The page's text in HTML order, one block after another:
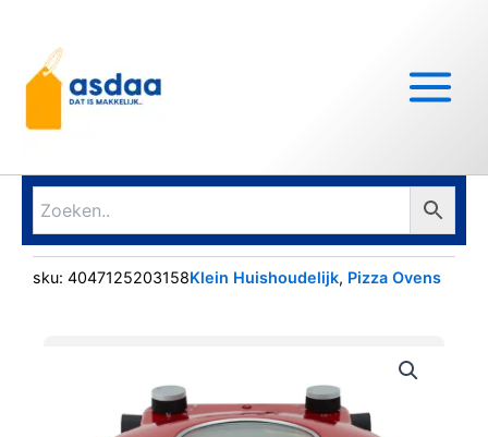
inhoud
sku: 4047125203158Klein Huishoudelijk, Pizza Ovens